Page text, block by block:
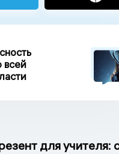
всей
для учителя: